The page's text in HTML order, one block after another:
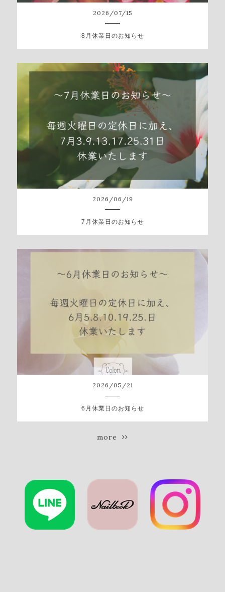
2026 /07/15
8月休業日のお知らせ
2026 /06 /19
7月休業日のお知らせ
2026 /05 /21
6月休業日のお知らせ
more